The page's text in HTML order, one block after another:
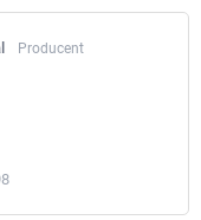
Producent